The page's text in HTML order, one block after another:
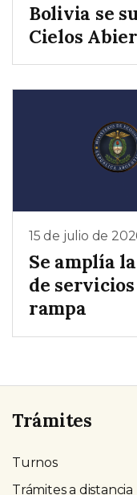
Bolivia se
Cielos
15 de julio de
Se amplía
de
rampa
Trámites
Turnos
Trámites a distancia